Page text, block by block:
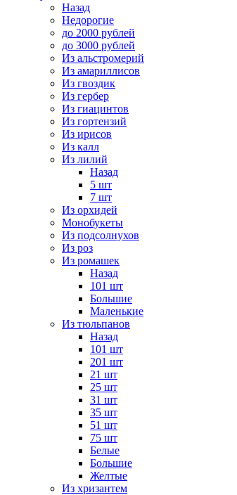
Назад
Недорогие
до 2000 рублей
до 3000 рублей
Из альстромерий
Из амариллисов
Из гвоздик
Из гербер
Из гиацинтов
Из гортензий
Из ирисов
Из калл
Из лилий
Назад
5 шт
7 шт
Из орхидей
Монобукеты
Из подсолнухов
Из роз
Из ромашек
Назад
101 шт
Большие
Маленькие
Из тюльпанов
Назад
101 шт
201 шт
21 шт
25 шт
31 шт
35 шт
51 шт
75 шт
Белые
Большие
Желтые
Из хризантем